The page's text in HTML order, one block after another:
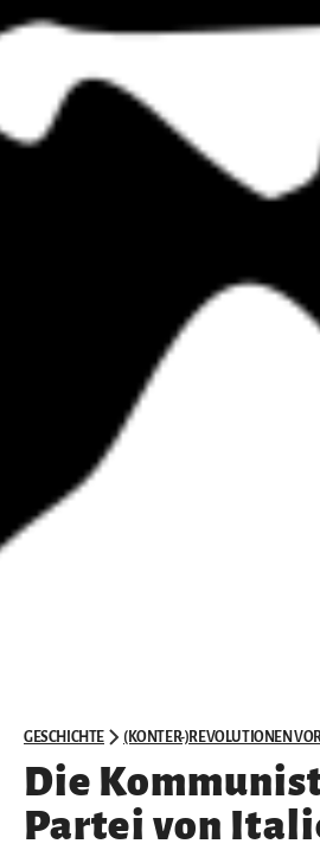
GESCHICHTE (KONTER-)REVOLUTIONEN
Die
Partei von